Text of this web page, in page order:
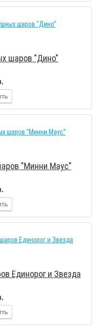
шаров "Дино"
"Минни Маус"
Единорог и Звезда